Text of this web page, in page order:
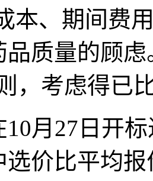
本、期间费
品质量的顾
，考虑得已
27日开标
选价比平均